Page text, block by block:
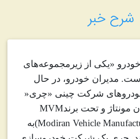
شرح خبر
»یکی از زیرمجموعه‌های
مدیران خودرو، در حال
شرکت چینی «چری»
مونتاژ و تحت برندMVM
(Modiran Vehicleبه